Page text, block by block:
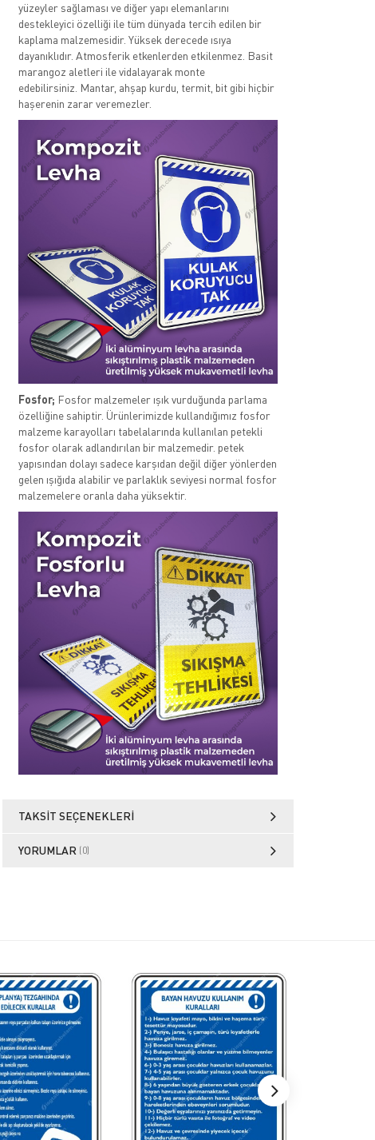
yüzeyler sağlaması ve diğer yapı elemanlarını
destekleyici özelliği ile tüm dünyada tercih edilen bir
kaplama malzemesidir. Yüksek derecede ısıya
dayanıklıdır. Atmosferik etkenlerden etkilenmez. Basit
marangoz aletleri ile vidalayarak monte
edebilirsiniz. Mantar, ahşap kurdu, termit, bit gibi hiçbir
haşerenin zarar veremezler.
Fosfor; Fosfor malzemeler ışık vurduğunda parlama
özelliğine sahiptir. Ürünlerimizde kullandığımız fosfor
malzeme karayolları tabelalarında kullanılan petekli
fosfor olarak adlandırılan bir malzemedir. petek
yapısından dolayı sadece karşıdan değil diğer yönlerden
gelen ışığıda alabilir ve parlaklık seviyesi normal fosfor
malzemelere oranla daha yüksektir.
TAKSIT SEÇENEKLERI
YORUMLAR (0)